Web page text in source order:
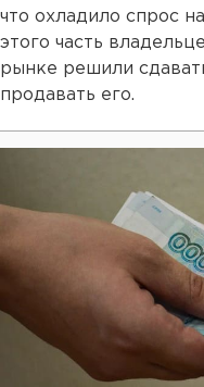
что охладило спрос
этого часть
рынке решили
продавать его.